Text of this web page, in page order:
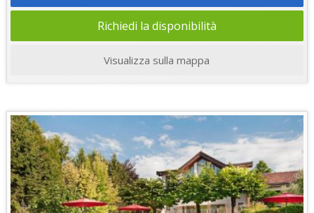
Richiedi la disponibilità
Visualizza sulla mappa